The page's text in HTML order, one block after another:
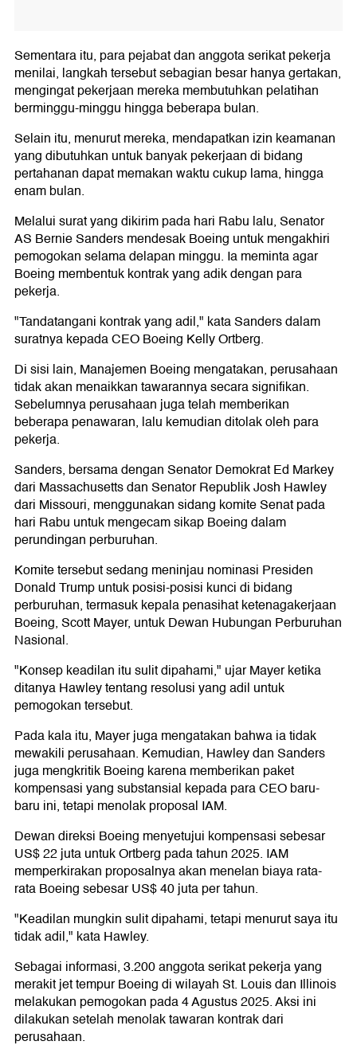
Sementara itu, para pejabat dan anggota serikat pekerja
menilai, langkah tersebut sebagian besar hanya gertakan,
mengingat pekerjaan mereka membutuhkan pelatihan
berminggu-minggu hingga beberapa bulan.
Selain itu, menurut mereka, mendapatkan izin keamanan
yang dibutuhkan untuk banyak pekerjaan di bidang
pertahanan dapat memakan waktu cukup lama, hingga
enam bulan.
Melalui surat yang dikirim pada hari Rabu lalu, Senator
AS Bernie Sanders mendesak Boeing untuk mengakhiri
pemogokan selama delapan minggu. Ia meminta agar
Boeing membentuk kontrak yang adik dengan para
pekerja.
"Tandatangani kontrak yang adil," kata Sanders dalam
suratnya kepada CEO Boeing Kelly Ortberg.
Di sisi lain, Manajemen Boeing mengatakan, perusahaan
tidak akan menaikkan tawarannya secara signifikan.
Sebelumnya perusahaan juga telah memberikan
beberapa penawaran, lalu kemudian ditolak oleh para
pekerja.
Sanders, bersama dengan Senator Demokrat Ed Markey
dari Massachusetts dan Senator Republik Josh Hawley
dari Missouri, menggunakan sidang komite Senat pada
hari Rabu untuk mengecam sikap Boeing dalam
perundingan perburuhan.
Komite tersebut sedang meninjau nominasi Presiden
Donald Trump untuk posisi-posisi kunci di bidang
perburuhan, termasuk kepala penasihat ketenagakerjaan
Boeing, Scott Mayer, untuk Dewan Hubungan Perburuhan
Nasional.
"Konsep keadilan itu sulit dipahami," ujar Mayer ketika
ditanya Hawley tentang resolusi yang adil untuk
pemogokan tersebut.
Pada kala itu, Mayer juga mengatakan bahwa ia tidak
mewakili perusahaan. Kemudian, Hawley dan Sanders
juga mengkritik Boeing karena memberikan paket
kompensasi yang substansial kepada para CEO baru-
baru ini, tetapi menolak proposal IAM.
Dewan direksi Boeing menyetujui kompensasi sebesar
US$ 22 juta untuk Ortberg pada tahun 2025. IAM
memperkirakan proposalnya akan menelan biaya rata-
rata Boeing sebesar US$ 40 juta per tahun.
"Keadilan mungkin sulit dipahami, tetapi menurut saya itu
tidak adil," kata Hawley.
Sebagai informasi, 3.200 anggota serikat pekerja yang
merakit jet tempur Boeing di wilayah St. Louis dan Illinois
melakukan pemogokan pada 4 Agustus 2025. Aksi ini
dilakukan setelah menolak tawaran kontrak dari
perusahaan.